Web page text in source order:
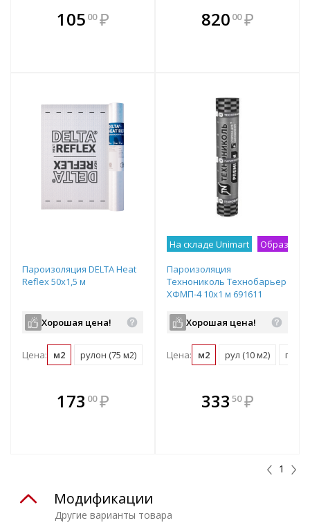
105 00 ₽
В комплекте
всегда выгоднее!
В комплекте
всегда выгоднее!
820 00 ₽
Пароизоляция DELTA Heat
Reflex 50х1,5 м
Хорошая цена!
Цена: м2 рулон (75 м2)
173 00 ₽
В комплекте
всегда выгоднее!
На складе Unimart
Образец
Пароизоляция
Технониколь Технобарьер
ХФМП-4 10х1 м 691611
Хорошая цена!
Цена: м2 рул (10 м2)
В комплекте
всегда выгоднее!
333 50 ₽
1
Другие варианты товара
Модификации